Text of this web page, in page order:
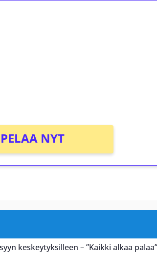
PELAA NYT
keskeytyksilleen – ”Kaikki alkaa palaa”